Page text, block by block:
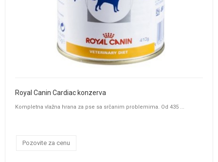
Royal Canin Cardiac konzerva
Kompletna vlažna hrana za pse sa srčanim problemima. Od 435 ...
Pozovite za cenu